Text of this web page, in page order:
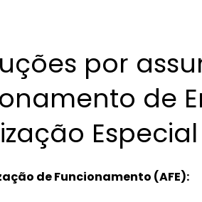
por
de
de Funcionamento (AFE):